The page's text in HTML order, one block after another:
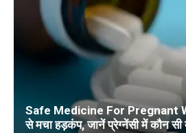
Safe Medicine For Pregnant
से मचा हड़कंप, जानें प्रेग्नेंसी में कौन सी